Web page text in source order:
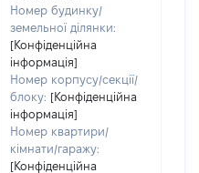
Номер будинку/
земельної ділянки:
[Конфіденційна
інформація]
Номер корпусу/секції/
блоку: [Конфіденційна
інформація]
Номер квартири/
кімнати/гаражу:
[Конфіденційна